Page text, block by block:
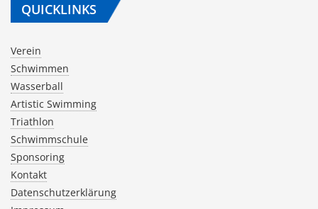
QUICKLINKS
Verein
Schwimmen
Wasserball
Artistic Swimming
Triathlon
Schwimmschule
Sponsoring
Kontakt
Datenschutzerklärung